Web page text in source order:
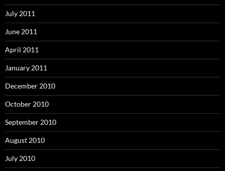
July 2011
June 2011
April 2011
January 2011
December 2010
October 2010
September 2010
August 2010
July 2010